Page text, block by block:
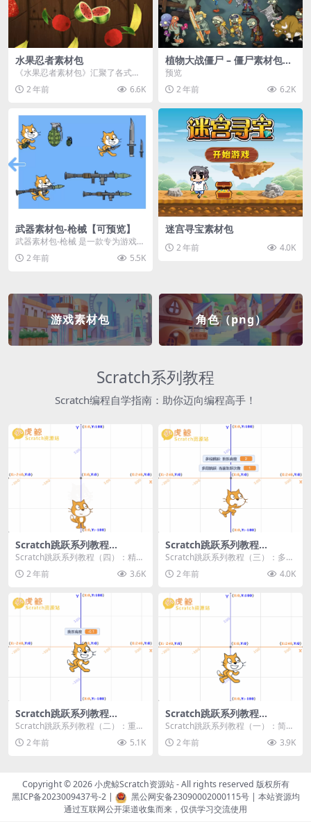
水果忍者素材包
《水果忍者素材包》汇聚了各式鲜
美诱人的水果图像与清脆悦耳的切
割音效，专为追求极致...
2 年前 6.6K
植物大战僵尸 – 僵尸素材包
【可预览】
预览
2 年前
6.2K
武器素材包-枪械【可预览】
武器素材包-枪械 是一款专为游戏开
发者和创作者设计的素材包，包含
多种高质量的枪械...
2 年前 5.5K
迷宫寻宝素材包
2 年前 4.0K
游戏素材包 角色（png）
Scratch系列教程
Scratch编程自学指南：助你迈向编程高手！
Scratch跳跃系列教程
（四）：精准着陆
Scratch跳跃系列教程（四）：精准
着陆 作者：小虎鲸Scratch资源站
... 2 年前 3.6K
Scratch跳跃系列教程
（三）：多段跳跃
Scratch跳跃系列教程（三）：多段
跳跃 作者：小虎鲸Scratch资源站
连...2 年前 4.0K
Scratch跳跃系列教程
（二）：重力跳跃
Scratch跳跃系列教程（二）：重力
跳跃 作者：小虎鲸Scratch资源站
按...2 年前 5.1K
Scratch跳跃系列教程
（一）：简单跳跃
Scratch跳跃系列教程（一）：简单
跳跃 作者：小虎鲸Scratch资源站
按...2 年前 3.9K
Copyright © 2026小虎鲸Scratch资源站- All rights reserved 版权所有
黑ICP备2023009437号-2| 黑公网安备23090002000115号| 本站资源均
通过互联网公开渠道收集而来，仅供学习交流使用